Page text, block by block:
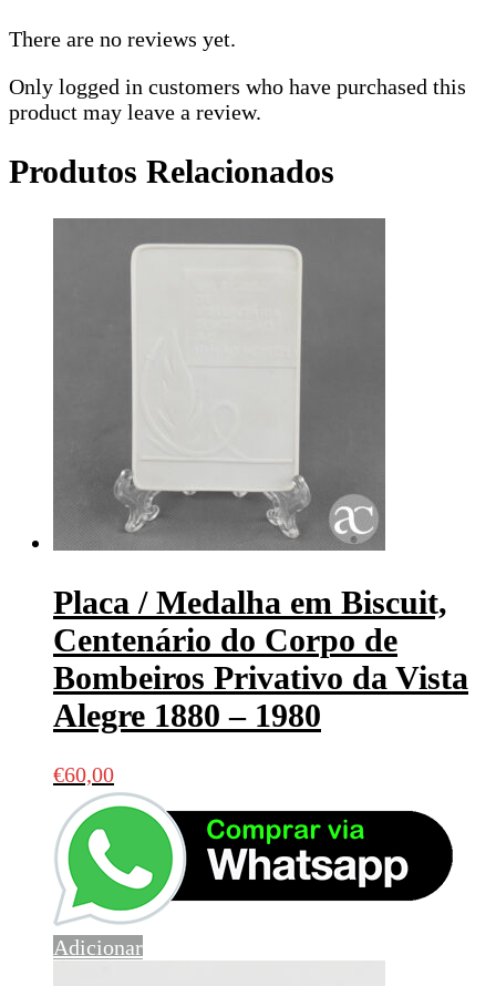
There are no reviews yet.
Only logged in customers who have purchased this
product may leave a review.
Produtos Relacionados
Placa / Medalha em Biscuit,
Centenário do Corpo de
Bombeiros Privativo da Vista
Alegre 1880 – 1980
€60,00
Adicionar